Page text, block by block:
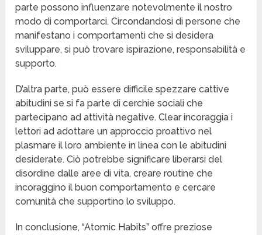
parte possono influenzare notevolmente il nostro
modo di comportarci. Circondandosi di persone che
manifestano i comportamenti che si desidera
sviluppare, si può trovare ispirazione, responsabilità e
supporto.
D’altra parte, può essere difficile spezzare cattive
abitudini se si fa parte di cerchie sociali che
partecipano ad attività negative. Clear incoraggia i
lettori ad adottare un approccio proattivo nel
plasmare il loro ambiente in linea con le abitudini
desiderate. Ciò potrebbe significare liberarsi del
disordine dalle aree di vita, creare routine che
incoraggino il buon comportamento e cercare
comunità che supportino lo sviluppo.
In conclusione, “Atomic Habits” offre preziose